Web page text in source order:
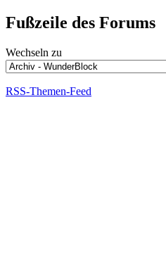
Fußzeile des Forums
Wechseln zu
RSS-Themen-Feed